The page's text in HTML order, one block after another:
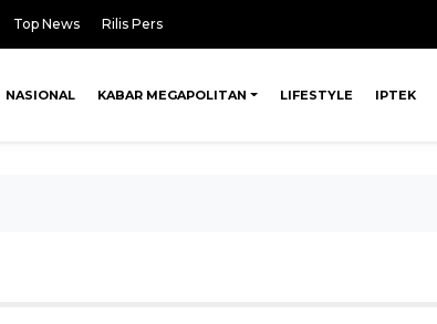
Top News Rilis Pers
NASIONAL KABAR MEGAPOLITAN LIFESTYLE IPTEK